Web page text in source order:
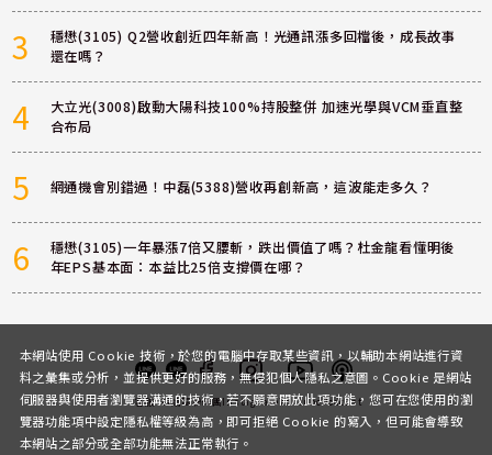
3
穩懋(3105) Q2營收創近四年新高！光通訊漲多回檔後，成長故事
還在嗎？
4
大立光(3008)啟動大陽科技100%持股整併 加速光學與VCM垂直整
合布局
5 網通機會別錯過！中磊(5388)營收再創新高，這波能走多久？
6
穩懋(3105)一年暴漲7倍又腰斬，跌出價值了嗎？杜金龍看懂明後
年EPS基本面：本益比25倍支撐價在哪？
客服 討論區粉絲團InstagramYoutubePodcast
本網站使用 Cookie 技術，於您的電腦中存取某些資訊，以輔助本網站進行資
料之彙集或分析，並提供更好的服務，無侵犯個人隱私之意圖。Cookie 是網站
伺服器與使用者瀏覽器溝通的技術，若不願意開放此項功能，您可在您使用的瀏
覽器功能項中設定隱私權等級為高，即可拒絕 Cookie 的寫入，但可能會導致
本網站之部分或全部功能無法正常執行。